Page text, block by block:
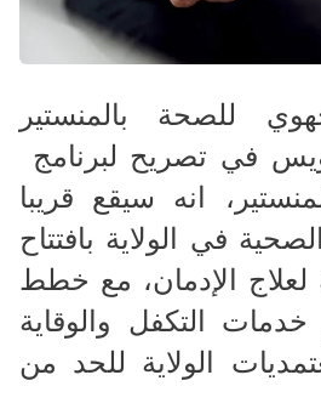
للصحة بالمنستير
في تصريح لبرنامج
انه سيقع قريبا
في الولاية بافتتاح
الإدمان، مع خطط
خدمات التكفل والوقاية
الولاية للحد من